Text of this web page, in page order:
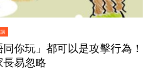
你玩」都可以是攻擊行為！
長易忽略